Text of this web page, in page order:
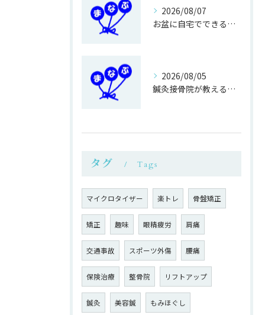
2026/08/07
お盆に自宅でできる鍼灸接骨の過ごし方
2026/08/05
鍼灸接骨院が教える簡単運動不足対策
タグ Tags
マイクロタイザー 楽トレ 骨盤矯正
矯正 趣味 眼精疲労 肩痛
交通事故 スポーツ外傷 腰痛
保険治療 整骨院 リフトアップ
鍼灸 美容鍼 もみほぐし